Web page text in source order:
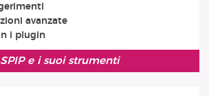
avanzate
i plugin
e i suoi strumenti